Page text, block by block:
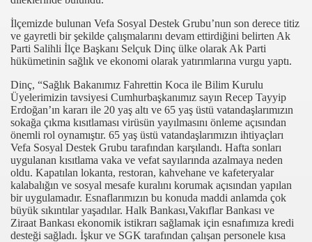
İlçemizde bulunan Vefa Sosyal Destek Grubu’nun son derece titiz
ve gayretli bir şekilde çalışmalarını devam ettirdiğini belirten Ak
Parti Salihli İlçe Başkanı Selçuk Dinç ülke olarak Ak Parti
hükümetinin sağlık ve ekonomi olarak yatırımlarına vurgu yaptı.
Dinç, “Sağlık Bakanımız Fahrettin Koca ile Bilim Kurulu
Üyelerimizin tavsiyesi Cumhurbaşkanımız sayın Recep Tayyip
Erdoğan’ın kararı ile 20 yaş altı ve 65 yaş üstü vatandaşlarımızın
sokağa çıkma kısıtlaması virüsün yayılmasını önleme açısından
önemli rol oynamıştır. 65 yaş üstü vatandaşlarımızın ihtiyaçları
Vefa Sosyal Destek Grubu tarafından karşılandı. Hafta sonları
uygulanan kısıtlama vaka ve vefat sayılarında azalmaya neden
oldu. Kapatılan lokanta, restoran, kahvehane ve kafeteryalar
kalabalığın ve sosyal mesafe kuralını korumak açısından yapılan
bir uygulamadır. Esnaflarımızın bu konuda maddi anlamda çok
büyük sıkıntılar yaşadılar. Halk Bankası,Vakıflar Bankası ve
Ziraat Bankası ekonomik istikrarı sağlamak için esnafımıza kredi
desteği sağladı. İşkur ve SGK tarafından çalışan personele kısa
... 2304-2494